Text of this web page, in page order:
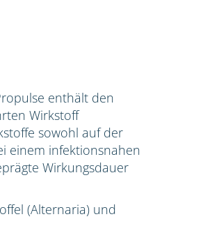
enthält den
Wirkstoff
sowohl auf der
einem infektionsnahen
Wirkungsdauer
(Alternaria) und